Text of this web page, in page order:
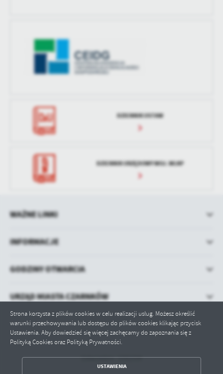
Strona korzysta z plików cookies w celu realizacji usług. Możesz określić
warunki przechowywania lub dostępu do plików cookies klikając przycisk
Ustawienia. Aby dowiedzieć się więcej zachęcamy do zapoznania się z
Polityką Cookies oraz Polityką Prywatności.
USTAWIENIA
DZIENNIK USTAW
DZIENNIK URZĘDOWY WOJ. WLKP
WAŻNE LINKI
INFORMACJE
GODZINY OTWARCIA
URZĄD MIASTA CZARNKÓW
Odwiedzin: 1592334